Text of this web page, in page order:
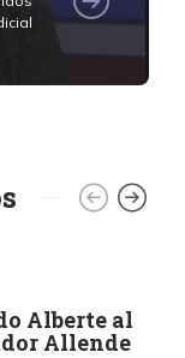
Alberte al
Allende